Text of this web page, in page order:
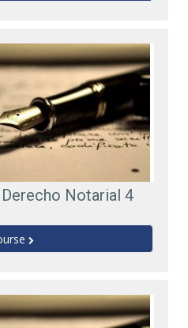
Notarial 4